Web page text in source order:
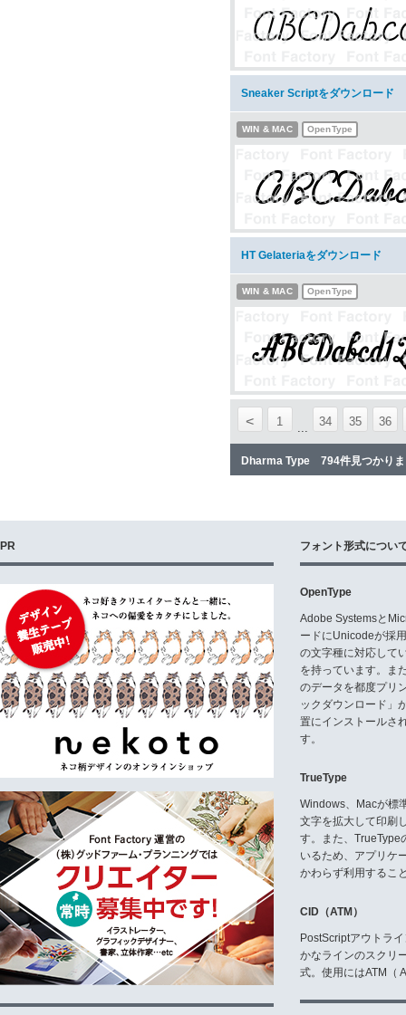
Sneaker Scriptをダウンロード
WIN & MAC OpenType
HT Gelateriaをダウンロード
WIN & MAC OpenType
< 1 ... 34 35 36
Dharma Type 794件見つかり
PR フォント形式につい
OpenType
Adobe Systemsと
ードにUnicodeが採
の文字種に対応して
を持っています。ま
のデータを都度プリ
ックダウンロード」
置にインストールさ
す。
TrueType
Windows、Macが標
文字を拡大して印刷
す。また、TrueType
いるため、アプリケ
かわらず利用するこ
CID（ATM）
PostScriptアウトラ
かなラインのスクリ
式。使用にはATM（